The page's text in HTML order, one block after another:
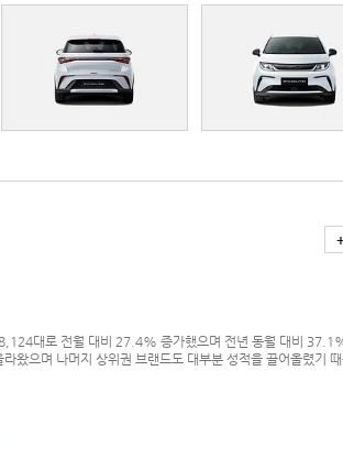
대로 전월 대비 27.4% 증가했으며 전년 동월 대비
왔으며 나머지 상위권 브랜드도 대부분 성적을 끌어올렸기
확인하기 > 이미지 클릭6월의 수입차 1위 차종은 테슬라 모델